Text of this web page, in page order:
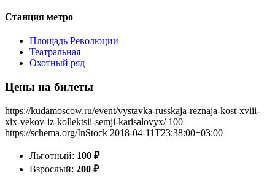
Станция метро
Площадь Революции
Театральная
Охотный ряд
Цены на билеты
https://kudamoscow.ru/event/vystavka-russkaja-reznaja-kost-xviii-
xix-vekov-iz-kollektsii-semji-karisalovyx/ 100
https://schema.org/InStock 2018-04-11T23:38:00+03:00
Льготный: 100 ₽
Взрослый: 200 ₽